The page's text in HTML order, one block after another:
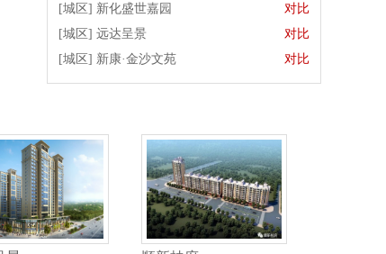
[城区] 新化盛世嘉园
对比
[城区] 远达呈景
对比
[城区] 新康·金沙文苑 对比